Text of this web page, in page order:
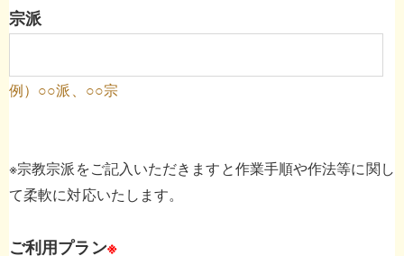
宗派
例）○○派、○○宗
※宗教宗派をご記入いただきますと作業手順や作法等に関し
て柔軟に対応いたします。
ご利用プラン※